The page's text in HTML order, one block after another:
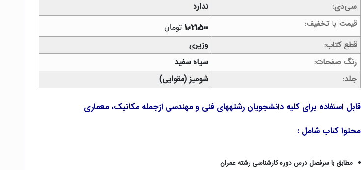
سی‌دی
ندارد
قیمت با تخفیف
1,021,500 تومان
قطع کتاب
وزیری
رنگ صفحات
سیاه سفید
جلد
شومیز (مقوایی)
قابل استفاده برای کلیه دانشجویان رشتههای فنی و مهندسی ازجمله مکانیک، معماری
محتوا کتاب شامل :
مطابق با سرفصل درس دوره کارشناسی رشته عمران